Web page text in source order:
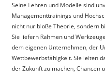
Seine Lehren und Modelle sind
Managementtrainings und
nicht nur bloße Theorie, sondern
Sie liefern Rahmen und
dem eigenen Unternehmen, der
Wettbewerbsfähigkeit. Sie leiten
der Zukunft zu machen, Chancen